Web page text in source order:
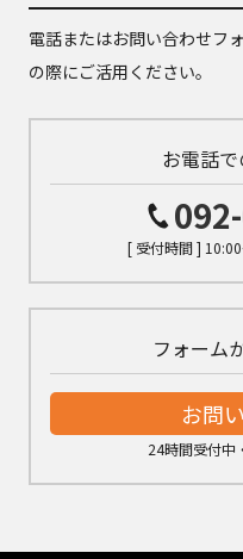
電話またはお問い合わせフ
の際にご活用ください。
お電話
[ 受付時間 ]
フォーム
お問
24時間受付中